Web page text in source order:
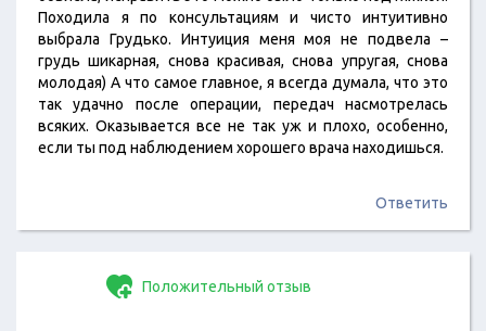
Походила я по консультациям и чисто интуитивно
выбрала Грудько. Интуиция меня моя не подвела –
грудь шикарная, снова красивая, снова упругая, снова
молодая) А что самое главное, я всегда думала, что это
так удачно после операции, передач насмотрелась
всяких. Оказывается все не так уж и плохо, особенно,
если ты под наблюдением хорошего врача находишься.
Ответить
Положительный отзыв